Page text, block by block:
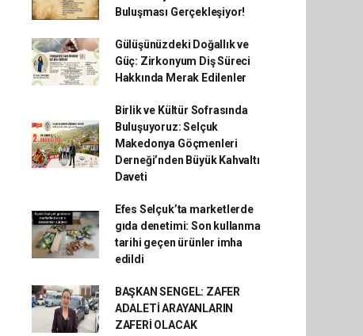
Buluşması Gerçekleşiyor!
Gülüşünüzdeki Doğallık ve
Güç: Zirkonyum Diş Süreci
Hakkında Merak Edilenler
Birlik ve Kültür Sofrasında
Buluşuyoruz: Selçuk
Makedonya Göçmenleri
Derneği’nden Büyük Kahvaltı
Daveti
Efes Selçuk’ta marketlerde
gıda denetimi: Son kullanma
tarihi geçen ürünler imha
edildi
BAŞKAN SENGEL: ZAFER
ADALETİ ARAYANLARIN
ZAFERİ OLACAK